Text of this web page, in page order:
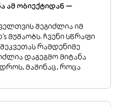
ამ ობიექტიდან —
შეგიძლია იმ
მუშაობს. ჩვენი სწრაფი
რამდენიმე
დაგეგმო მიტანა
მაშინაც, როცა